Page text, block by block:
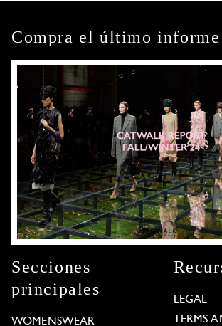
Compra el último informe
Secciones
principales
WOMENSWEAR
LEGAL
TERMS